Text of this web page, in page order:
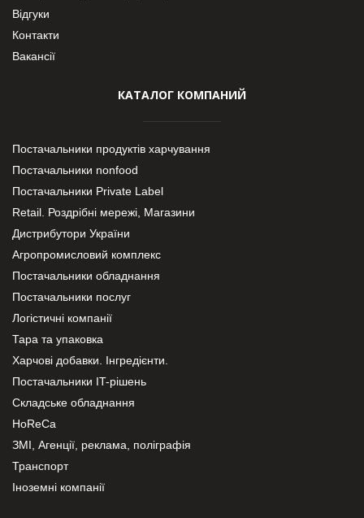
Відгуки
Контакти
Вакансії
КАТАЛОГ КОМПАНИЙ
Постачальники продуктів харчування
Постачальники nonfood
Постачальники Private Label
Retail. Роздрібні мережі, Магазини
Дистрибутори України
Агропромисловий комплекс
Постачальники обладнання
Постачальники послуг
Логістичні компанії
Тара та упаковка
Харчові добавки. Інгредієнти.
Постачальники IT-рішень
Складське обладнання
HoReCa
ЗМІ, Агенції, реклама, поліграфія
Транспорт
Іноземні компанії